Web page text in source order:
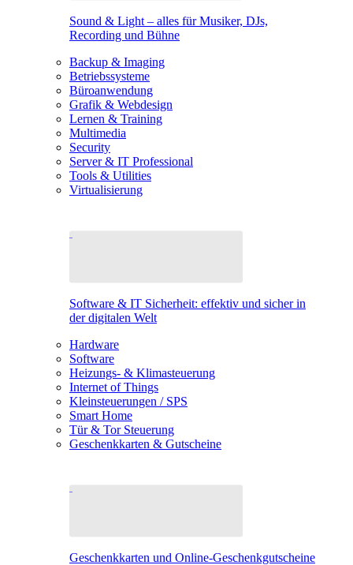
Sound & Light – alles für Musiker, DJs,
Recording und Bühne
Backup & Imaging
Betriebssysteme
Büroanwendung
Grafik & Webdesign
Lernen & Training
Multimedia
Security
Server & IT Professional
Tools & Utilities
Virtualisierung
Software & IT Sicherheit: effektiv und sicher in
der digitalen Welt
Hardware
Software
Heizungs- & Klimasteuerung
Internet of Things
Kleinsteuerungen / SPS
Smart Home
Tür & Tor Steuerung
Geschenkkarten & Gutscheine
Geschenkkarten und Online-Geschenkgutscheine